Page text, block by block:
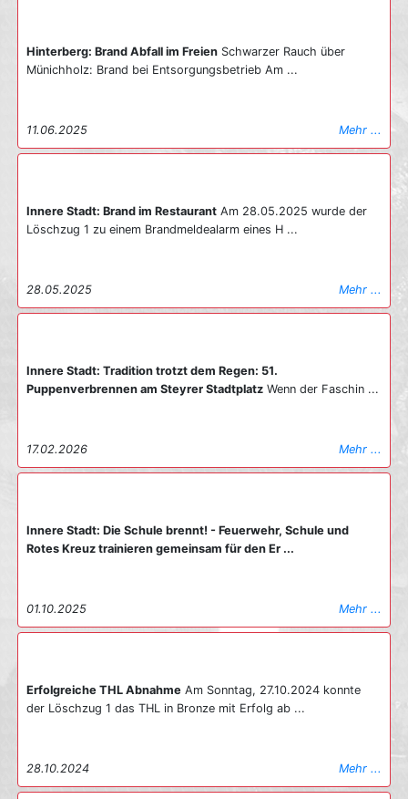
Hinterberg: Brand Abfall im Freien Schwarzer Rauch über
Münichholz: Brand bei Entsorgungsbetrieb Am ...
11.06.2025 Mehr ...
Innere Stadt: Brand im Restaurant Am 28.05.2025 wurde der
Löschzug 1 zu einem Brandmeldealarm eines H ...
28.05.2025 Mehr ...
Innere Stadt: Tradition trotzt dem Regen: 51.
Puppenverbrennen am Steyrer Stadtplatz Wenn der Faschin ...
17.02.2026 Mehr ...
Innere Stadt: Die Schule brennt! - Feuerwehr, Schule und
Rotes Kreuz trainieren gemeinsam für den Er ...
01.10.2025 Mehr ...
Erfolgreiche THL Abnahme Am Sonntag, 27.10.2024 konnte
der Löschzug 1 das THL in Bronze mit Erfolg ab ...
28.10.2024 Mehr ...